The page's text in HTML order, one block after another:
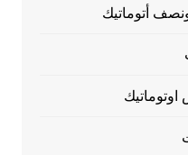
أتوماتيك